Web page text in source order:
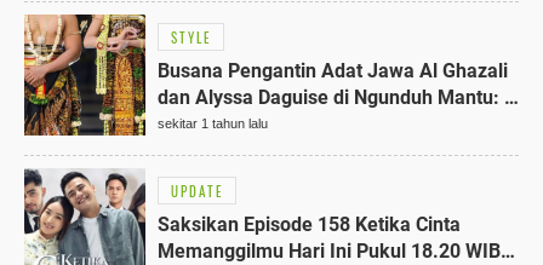
STYLE
Busana Pengantin Adat Jawa Al Ghazali
dan Alyssa Daguise di Ngunduh Mantu: 5
Fakta Menarik
sekitar 1 tahun lalu
UPDATE
Saksikan Episode 158 Ketika Cinta
Memanggilmu Hari Ini Pukul 18.20 WIB